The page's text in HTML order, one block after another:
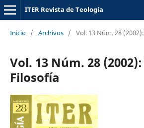
ITER Revista de Teología
Inicio / Archivos / Vol. 13 Núm. 28
Vol. 13 Núm. 28
Filosofía